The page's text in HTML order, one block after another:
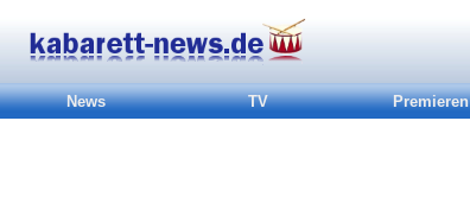
News TV Premieren